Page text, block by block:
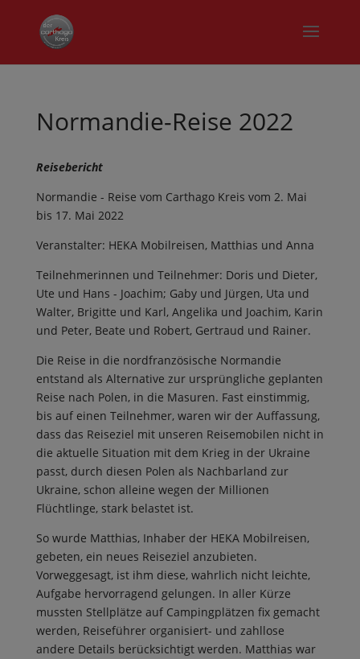
Normandie-Reise 2022
Reisebericht
Normandie - Reise vom Carthago Kreis vom 2. Mai
bis 17. Mai 2022
Veranstalter: HEKA Mobilreisen, Matthias und Anna
Teilnehmerinnen und Teilnehmer: Doris und Dieter,
Ute und Hans - Joachim; Gaby und Jürgen, Uta und
Walter, Brigitte und Karl, Angelika und Joachim, Karin
und Peter, Beate und Robert, Gertraud und Rainer.
Die Reise in die nordfranzösische Normandie
entstand als Alternative zur ursprüngliche geplanten
Reise nach Polen, in die Masuren. Fast einstimmig,
bis auf einen Teilnehmer, waren wir der Auffassung,
dass das Reiseziel mit unseren Reisemobilen nicht in
die aktuelle Situation mit dem Krieg in der Ukraine
passt, durch diesen Polen als Nachbarland zur
Ukraine, schon alleine wegen der Millionen
Flüchtlinge, stark belastet ist.
So wurde Matthias, Inhaber der HEKA Mobilreisen,
gebeten, ein neues Reiseziel anzubieten.
Vorweggesagt, ist ihm diese, wahrlich nicht leichte,
Aufgabe hervorragend gelungen. In aller Kürze
mussten Stellplätze auf Campingplätzen fix gemacht
werden, Reiseführer organisiert- und zahllose
andere Details berücksichtigt werden. Matthias war